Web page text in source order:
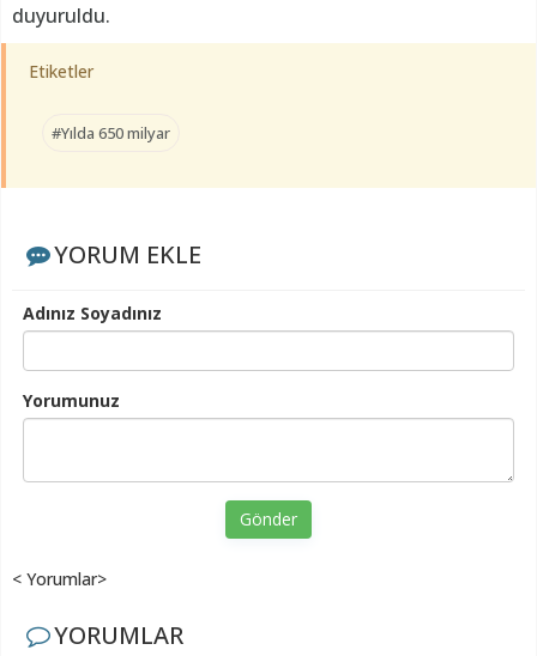
duyuruldu.
Etiketler
#Yılda 650 milyar
YORUM EKLE
Adınız Soyadınız
Yorumunuz
Gönder
< Yorumlar>
YORUMLAR